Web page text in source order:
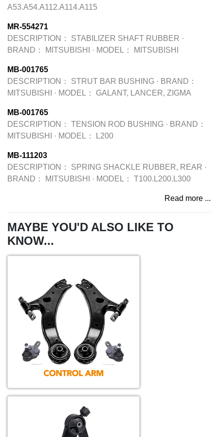
A53.A54.A112.A114.A115
MR-554271
DESCRIPTION：
STABILIZER SHAFT RUBBER ·
BRAND：
MITSUBISHI · MODEL： MITSUBISHI
MB-001765
DESCRIPTION：
STRUT BAR BUSHING · BRAND：
MITSUBISHI
· MODEL： GALANT, LANCER, ZIGMA
MB-001765
DESCRIPTION：
TENSION ROD BUSHING · BRAND：
MITSUBISHI
· MODEL： L200
MB-111203
DESCRIPTION：
SPRING SHACKLE RUBBER, REAR ·
BRAND：
MITSUBISHI · MODEL： T100.L200.L300
Read more ...
MAYBE YOU'D ALSO LIKE TO
KNOW...